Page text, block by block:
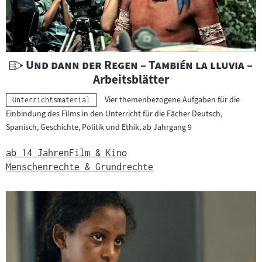
U
t
e
r
i
c
t
m
"
Und dann der Regen – También la lluvia"–
Arbeitsblätter
Kategorie:
Unterrichtsmaterial
Vier themenbezogene Aufgaben für die
Einbindung des Films in den Unterricht für die Fächer Deutsch,
Spanisch, Geschichte, Politik und Ethik, ab Jahrgang 9
ab 14 JahrenFilm & Kino
Menschenrechte & Grundrechte